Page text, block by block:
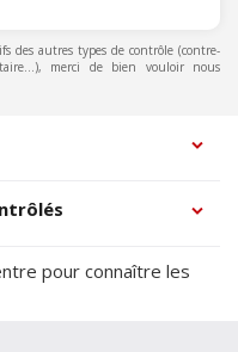
des autres types de contrôle (contre-
merci de bien vouloir nous
pour connaître les